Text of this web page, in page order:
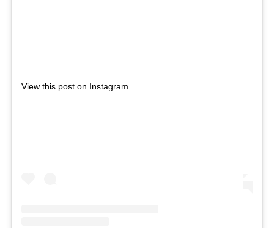
View this post on Instagram